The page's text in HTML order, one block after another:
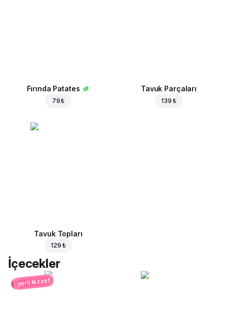
Fırında Patates
79 ₺
Tavuk Parçaları
139 ₺
Tavuk Topları
129 ₺
İçecekler
yerli lezzet